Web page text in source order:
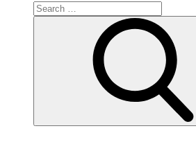
Search
for: